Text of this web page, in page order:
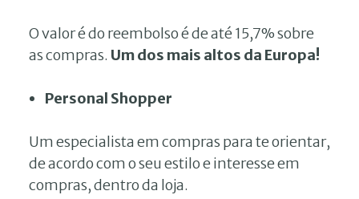
O valor é do reembolso é de até 15,7% sobre
as compras. Um dos mais altos da Europa!
Personal Shopper
Um especialista em compras para te orientar,
de acordo com o seu estilo e interesse em
compras, dentro da loja.